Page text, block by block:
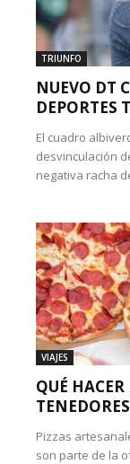
TRIUNFO
NUEVO DT
DEPORTES
El cuadro
desvinculación
negativa racha
VIAJES
QUÉ
Pizzas
son parte de la